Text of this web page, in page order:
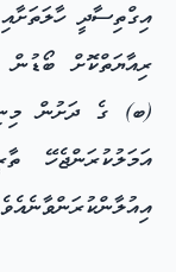
އިގްތިސާދީ
ރިއާޔަތްކޮށް
(ބ) ގެ ދަށުން
އަމަލުކުރަންޖެހޭ